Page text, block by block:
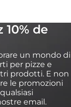
de
un mondo di
per pizze e
prodotti. E non
le promozioni
email.